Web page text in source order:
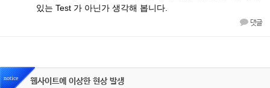
있는 Test 가 아닌가 생각해 봅니다.
댓글
notice 웹사이트에 이상한 현상 발생